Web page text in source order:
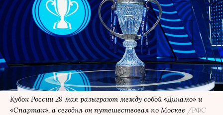
Кубок России 29 мая разыграют между собой «Динамо» и
«Спартак», а сегодня он путешествовал по Москве /РФС